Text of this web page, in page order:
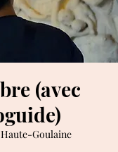
(avec
Haute-Goulaine